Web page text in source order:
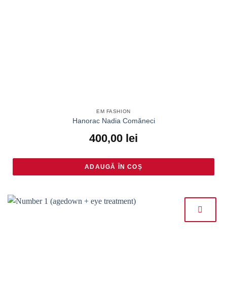
EM FASHION
Hanorac Nadia Comăneci
400,00 lei
ADAUGĂ ÎN COȘ